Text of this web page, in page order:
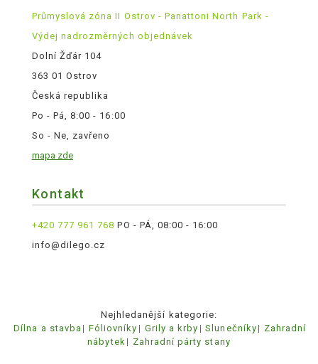
Průmyslová zóna II Ostrov - Panattoni North Park -
Výdej nadrozměrných objednávek
Dolní Žďár 104
363 01 Ostrov
Česká republika
Po - Pá, 8:00 - 16:00
So - Ne, zavřeno
mapa zde
Kontakt
+420 777 961 768 PO - PÁ, 08:00 - 16:00
info@dilego.cz
Nejhledanější kategorie:
Dílna a stavba
Fóliovníky Grily a krby Slunečníky
Zahradní
nábytek
Zahradní párty stany